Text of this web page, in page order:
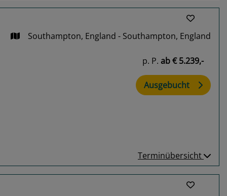
Southampton, England - Southampton, England
p. P. ab€ 5.239,-
Ausgebucht
Terminübersicht